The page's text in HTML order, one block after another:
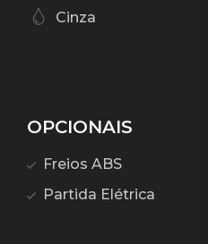
Cinza
OPCIONAIS
Freios ABS
Partida Elétrica